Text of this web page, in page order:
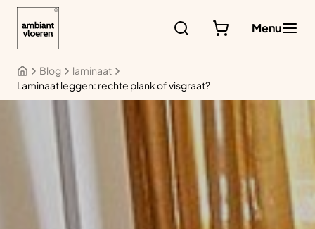
Menu
Blog
laminaat
Laminaat leggen: rechte plank of visgraat?